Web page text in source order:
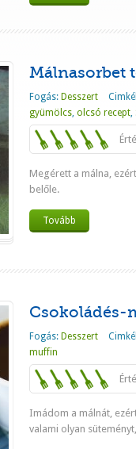
Málnasorbet
Fogás: Desszert
gyümölcs, olcsó recept,
Megérett a málna,
belőle.
Tovább
Fogás: Desszert
muffin
Imádom a málnát,
valami olyan